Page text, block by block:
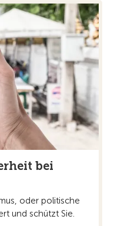
bei
oder politische
und schützt Sie.